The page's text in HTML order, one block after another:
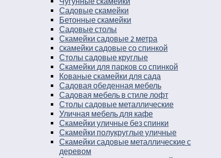
Садовые скамейки
Бетонные скамейки
Садовые столы
Скамейки садовые 2 метра
Cкамейки садовые со спинкой
Столы садовые круглые
Скамейки для парков со спинкой
Кованые скамейки для сада
Садовая обеденная мебель
Садовая мебель в стиле лофт
Столы садовые металлические
Уличная мебель для кафе
Скамейки уличные без спинки
Скамейки полукруглые уличные
Скамейки садовые металлические с
деревом